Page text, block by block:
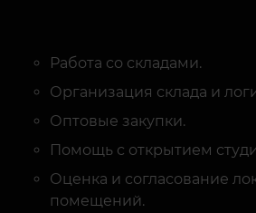
Организация склада и
Оптовые закупки.
Помощь с открытием
Оценка и согласование
помещений.
Масштабирования